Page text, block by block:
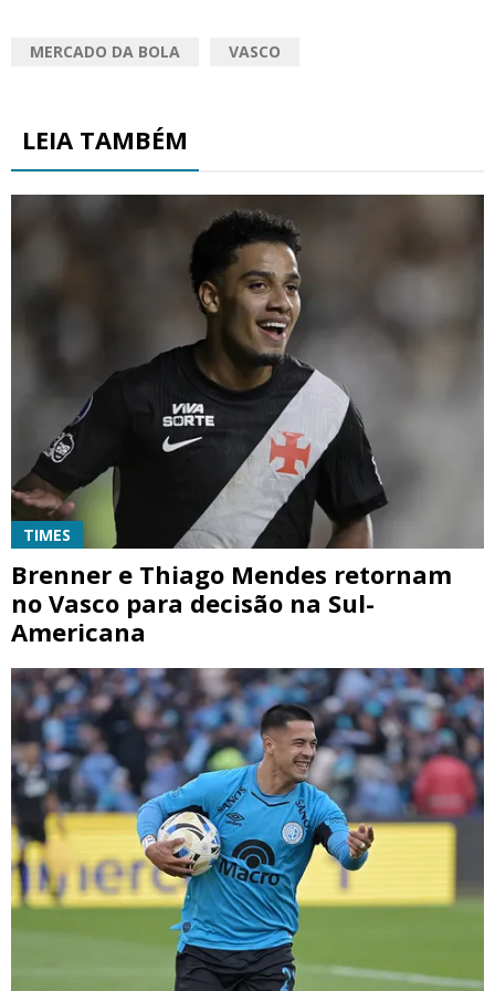
MERCADO DA BOLA VASCO
LEIA TAMBÉM
TIMES
Brenner e Thiago Mendes retornam
no Vasco para decisão na Sul-
Americana